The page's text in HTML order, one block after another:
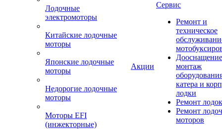
Лодочные
электромоторы
Китайские лодочные
моторы
Японские лодочные
моторы
Недорогие лодочные
моторы
Моторы EFI
(инжекторные)
Акции
Сервис
Ремонт и
техническое
монтаж
катера и
лодки
Ремонт
Ремонт
моторов